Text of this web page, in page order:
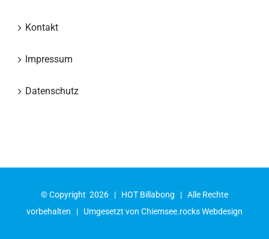
Kontakt
Impressum
Datenschutz
© Copyright 2026 | HOT Billabong | Alle Rechte
vorbehalten | Umgesetzt von Chiemsee.rocks Webdesign